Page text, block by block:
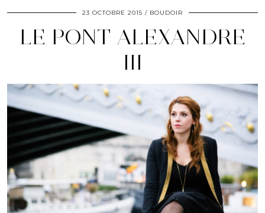
23 OCTOBRE 2015 BOUDOIR
LE PONT ALEXANDRE
III